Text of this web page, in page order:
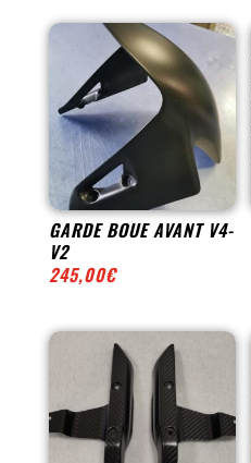
GARDE BOUE AVANT V4-
V2
245,00€